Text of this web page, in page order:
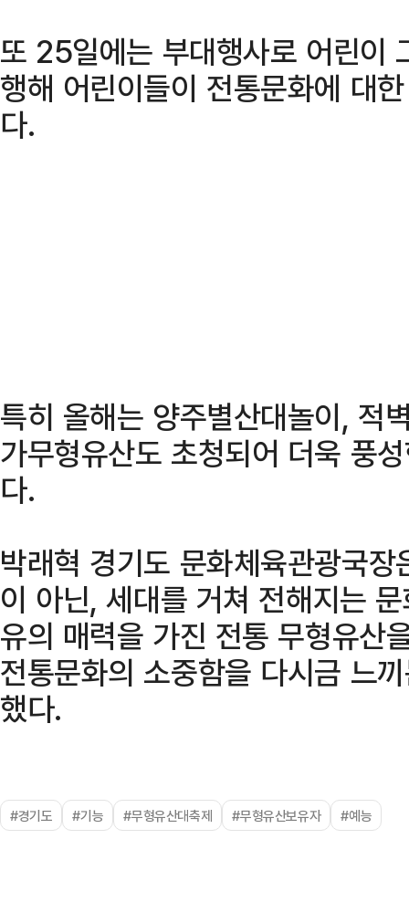
또 25일에는 부대행사로 어린이
행해 어린이들이 전통문화에 대
다.
특히 올해는 양주별산대놀이, 적
가무형유산도 초청되어 더욱 풍
다.
박래혁 경기도 문화체육관광국
이 아닌, 세대를 거쳐 전해지는
유의 매력을 가진 전통 무형유산
전통문화의 소중함을 다시금 느
했다.
#경기도 #기능 #무형유산대축제 #무형유산보유자 #예능